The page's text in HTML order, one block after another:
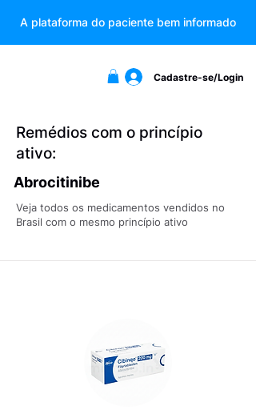
A plataforma do paciente bem informado
Cadastre-se/Login
Remédios com o princípio
ativo:
Abrocitinibe
Veja todos os medicamentos vendidos no
Brasil com o mesmo princípio ativo